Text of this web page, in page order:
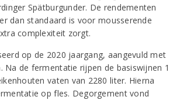
Spätburgunder. De rendementen
dan standaard is voor mousserende
complexiteit zorgt.
op de 2020 jaargang, aangevuld met
Na de fermentatie rijpen de basiswijnen 1
vaten van 2280 liter. Hierna
op fles. Degorgement vond